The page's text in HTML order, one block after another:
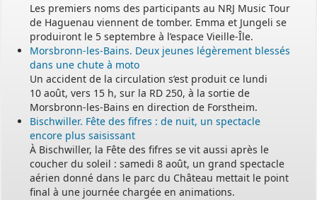
Les premiers noms des participants au NRJ Music Tour
de Haguenau viennent de tomber. Emma et Jungeli se
produiront le 5 septembre à l’espace Vieille-Île.
Morsbronn-les-Bains. Deux jeunes légèrement blessés
dans une chute à moto
Un accident de la circulation s’est produit ce lundi
10 août, vers 15 h, sur la RD 250, à la sortie de
Morsbronn-les-Bains en direction de Forstheim.
Bischwiller. Fête des fifres : de nuit, un spectacle
encore plus saisissant
À Bischwiller, la Fête des fifres se vit aussi après le
coucher du soleil : samedi 8 août, un grand spectacle
aérien donné dans le parc du Château mettait le point
final à une journée chargée en animations.